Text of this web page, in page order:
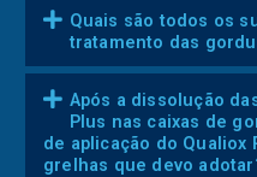
Quais são todos os
tratamento das
Após a dissolução
Plus nas caixas de
de aplicação do Qualiox
grelhas que devo